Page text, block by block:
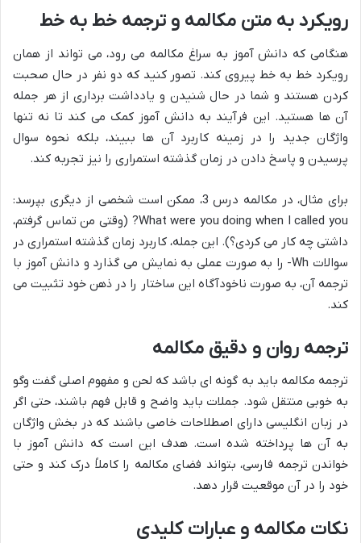
رویکرد به متن مکالمه و ترجمه خط به خط
هنگامی که دانش آموز به سراغ مکالمه می رود، می تواند از همان
رویکرد خط به خط پیروی کند. تصور کنید که دو نفر در حال صحبت
کردن هستند و شما در حال شنیدن و یادداشت برداری از هر جمله
آن ها هستید. این فرآیند به دانش آموز کمک می کند تا نه تنها
واژگان جدید را در زمینه کاربرد آن ها ببیند، بلکه نحوه سوال
پرسیدن و پاسخ دادن در زمان گذشته استمراری را نیز تجربه کند.
برای مثال، در مکالمه درس 3، ممکن است شخصی از دیگری بپرسد:
What were you doing when I called you? (وقتی من تماس گرفتم،
داشتی چه کار می کردی؟). این جمله، کاربرد زمان گذشته استمراری در
سوالات Wh- را به صورت عملی به نمایش می گذارد و دانش آموز با
ترجمه آن، به صورت ناخودآگاه این ساختار را در ذهن خود تثبیت می
کند.
ترجمه روان و دقیق مکالمه
ترجمه مکالمه باید به گونه ای باشد که لحن و مفهوم اصلی گفت وگو
به خوبی منتقل شود. جملات باید واضح و قابل فهم باشند، حتی اگر
در زبان انگلیسی دارای اصطلاحات خاصی باشند که در بخش واژگان
به آن ها پرداخته شده است. هدف این است که دانش آموز با
خواندن ترجمه فارسی، بتواند فضای مکالمه را کاملاً درک کند و حتی
خود را در آن موقعیت قرار دهد.
نکات مکالمه و عبارات کلیدی